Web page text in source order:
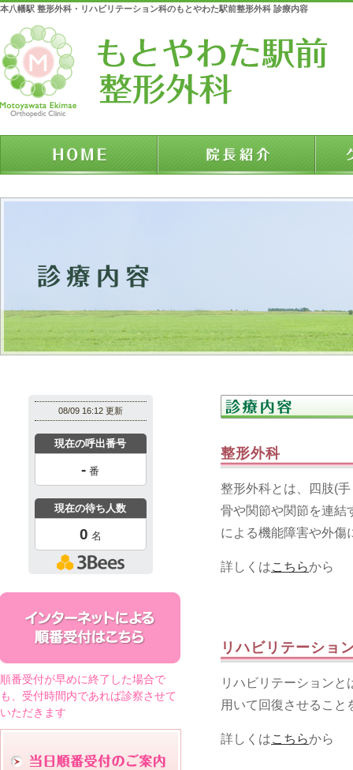
本八幡駅 整形外科・リハビリテーション科のもとやわた駅前整形外科 診療内容
順番受付が早めに終了した場合で
も、受付時間内であれば診察させて
いただきます
整形外科
整形外科とは、四肢(
骨や関節や関節を連結
による機能障害や外傷
詳しくはこちらから
リハビリテーショ
リハビリテーション
用いて回復させること
詳しくはこちらから